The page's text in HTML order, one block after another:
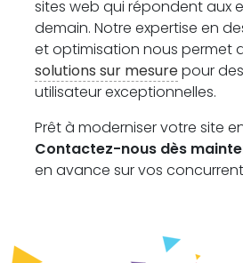
sites web qui répondent aux
demain. Notre expertise en
et optimisation nous permet
solutions sur mesurepour
utilisateur exceptionnelles.
Prêt à moderniser votre site
Contactez-nous dès
en avance sur vos